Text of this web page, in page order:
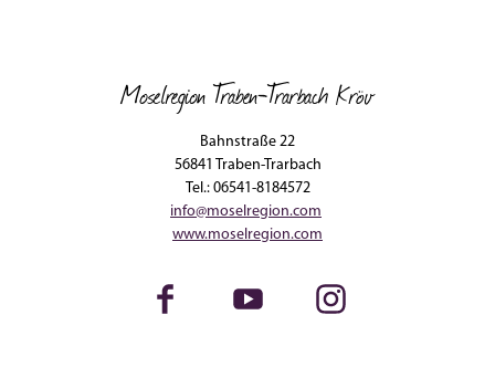
Moselregion Traben-Trarbach Kröv
Bahnstraße 22
56841 Traben-Trarbach
Tel.: 06541-8184572
info@moselregion.com
www.moselregion.com
Facebook Youtube Instagram